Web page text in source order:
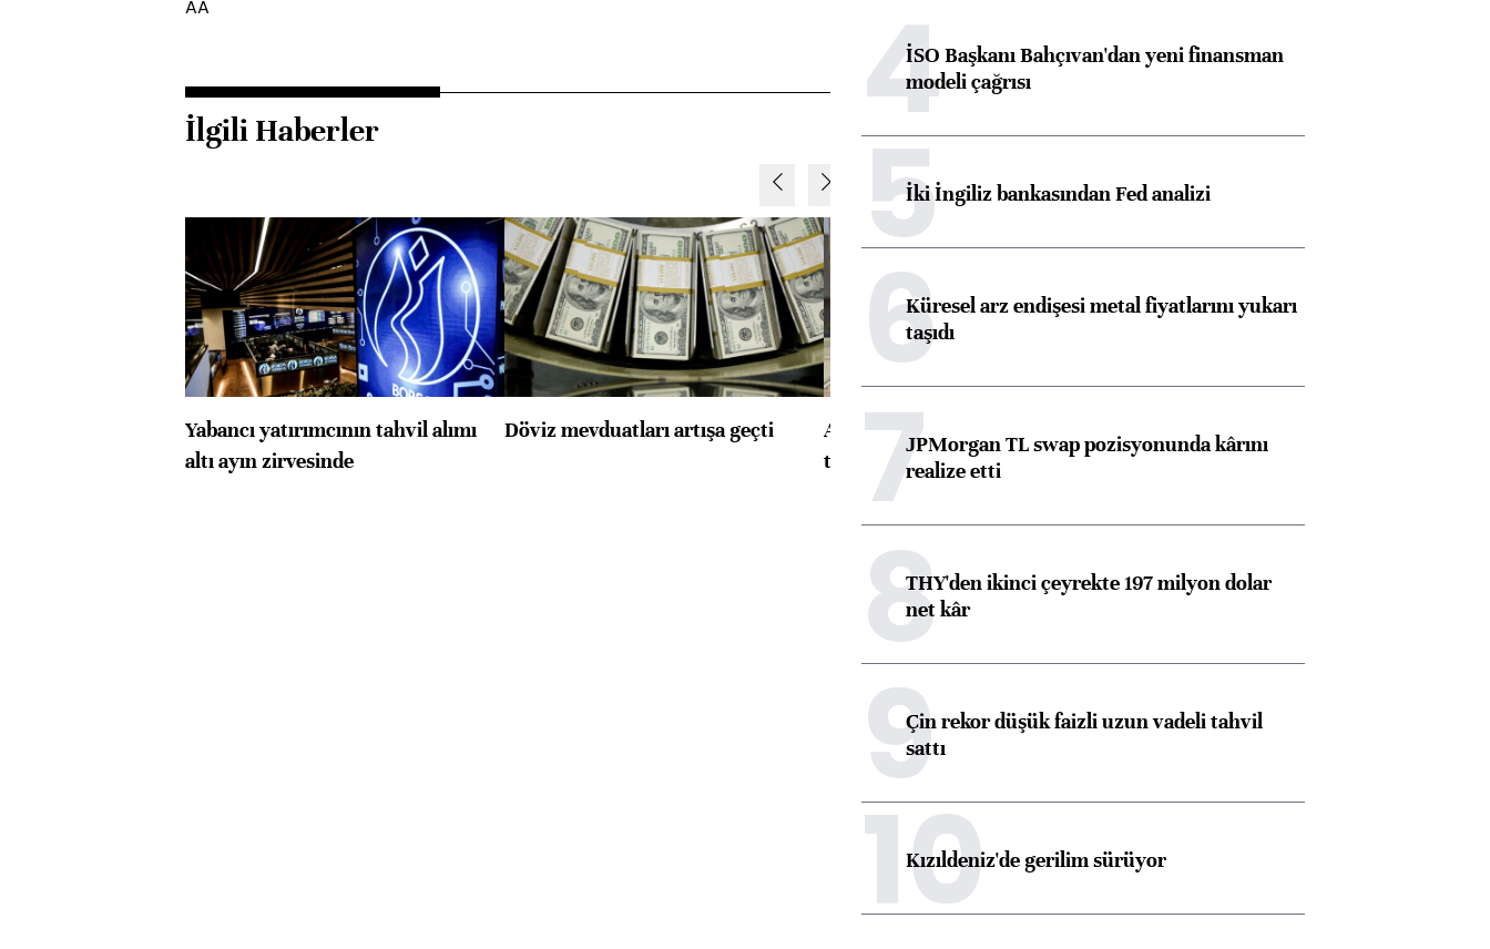
AA
İlgili Haberler
Yabancı yatırımcının tahvil alımı
altı ayın zirvesinde
Döviz mevduatları artışa geçti
ABD'de konut başlangıçları
toparlandı
Almanya, Commerzbank
görüşmelere hazırlanıyor
4İSO Başkanı Bahçıvan'dan yeni finansman
modeli çağrısı
5İki İngiliz bankasından Fed analizi
6Küresel arz endişesi metal fiyatlarını yukarı
taşıdı
7JPMorgan TL swap pozisyonunda kârını
realize etti
8THY'den ikinci çeyrekte 197 milyon dolar
net kâr
9Çin rekor düşük faizli uzun vadeli tahvil
sattı
10
Kızıldeniz'de gerilim sürüyor